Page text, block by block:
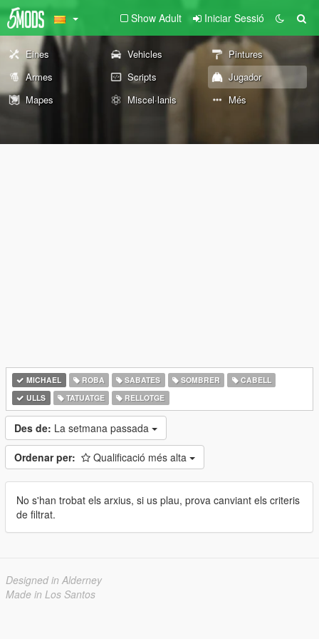
Show Adult Iniciar Sessió
Eines Vehicles
Pintures
Armes
Scripts
Jugador
Mapes
Miscel·lanis Més
MICHAEL ROBA SABATES SOMBRER
CABELL
ULLS
TATUATGE RELLOTGE
Des de: La setmana passada
Ordenar per: Qualificació més alta
No s'han trobat els arxius, si us plau, prova canviant els criteris
de filtrat.
Designed in Alderney
Made in Los Santos